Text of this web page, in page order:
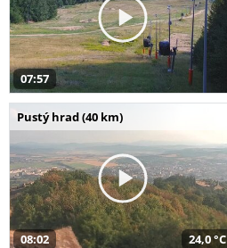
07:57
Pustý hrad (40 km)
08:02 24,0 °C